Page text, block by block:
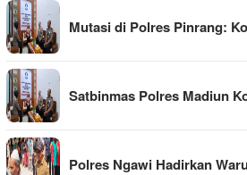
Mutasi di Polres Pinrang:
Satbinmas Polres Madiun
Polres Ngawi Hadirkan